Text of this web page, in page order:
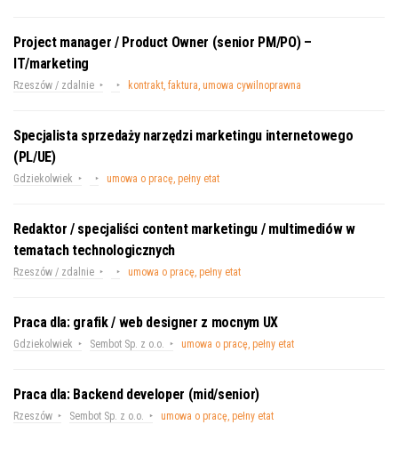
Project manager / Product Owner (senior PM/PO) –
IT/marketing
Rzeszów / zdalnie kontrakt, faktura, umowa cywilnoprawna
Specjalista sprzedaży narzędzi marketingu internetowego
(PL/UE)
Gdziekolwiek umowa o pracę, pełny etat
Redaktor / specjaliści content marketingu / multimediów w
tematach technologicznych
Rzeszów / zdalnie umowa o pracę, pełny etat
Praca dla: grafik / web designer z mocnym UX
Gdziekolwiek Sembot Sp. z o.o. umowa o pracę, pełny etat
Praca dla: Backend developer (mid/senior)
Rzeszów Sembot Sp. z o.o. umowa o pracę, pełny etat